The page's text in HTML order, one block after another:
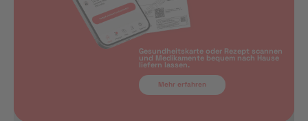
Gesundheitskarte oder Rezept scannen
und Medikamente bequem nach Hause
liefern lassen.
Mehr erfahren